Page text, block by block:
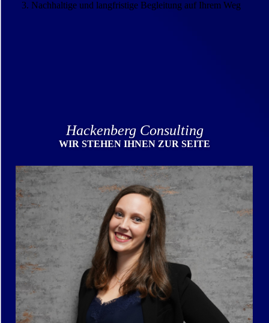
Nachhaltige und langfristige Begleitung auf Ihrem Weg
Hackenberg Consulting
WIR STEHEN IHNEN ZUR SEITE